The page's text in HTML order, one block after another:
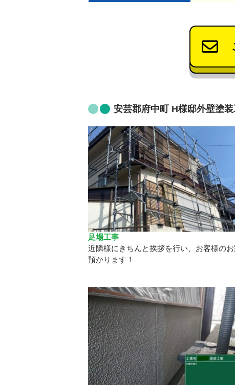
安芸郡府中町 H様邸外壁塗
足場工事
近隣様にきちんと挨拶を行い、お客様の
預かります！